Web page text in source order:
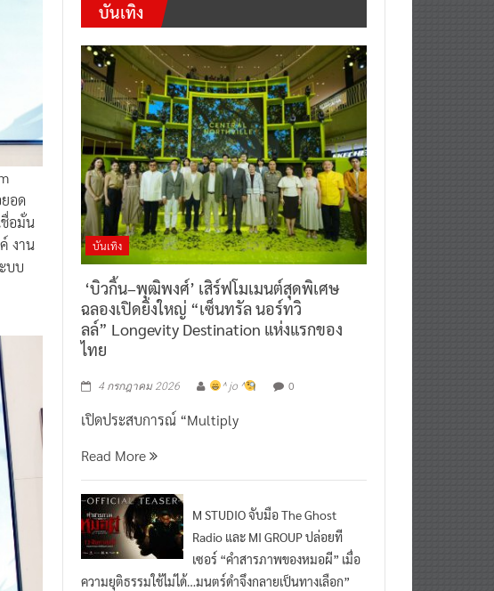
อด
ชื่อมั่น
งาน
บบ
บันเทิง
บันเทิง
‘บิวกิ้น–พุฒิพงศ์’ เสิร์ฟโมเมนต์สุดพิเศษ
ฉลองเปิดยิ่งใหญ่ “เซ็นทรัล นอร์ทวิ
ลล์” Longevity Destination แห่งแรกของ
ไทย
4 กรกฎาคม 2026 ^ jo ^ 0
เปิดประสบการณ์ “Multiply
Read More
M STUDIO จับมือ The Ghost
Radio และ MI GROUP ปล่อยที
เซอร์ “คำสารภาพของหมอผี” เมื่อ
ความยุติธรรมใช้ไม่ได้…มนตร์ดำจึงกลายเป็นทางเลือก”